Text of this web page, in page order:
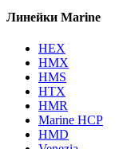
Линейки Marine
HEX
HMX
HMS
HTX
HMR
Marine HCP
HMD